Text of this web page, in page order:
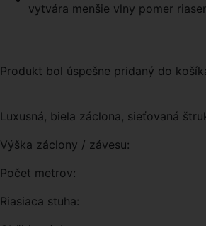
Produkt bol úspešne pridaný do
Luxusná, biela záclona, sieťovaná
Výška záclony / závesu:
Počet metrov:
Riasiaca stuha: